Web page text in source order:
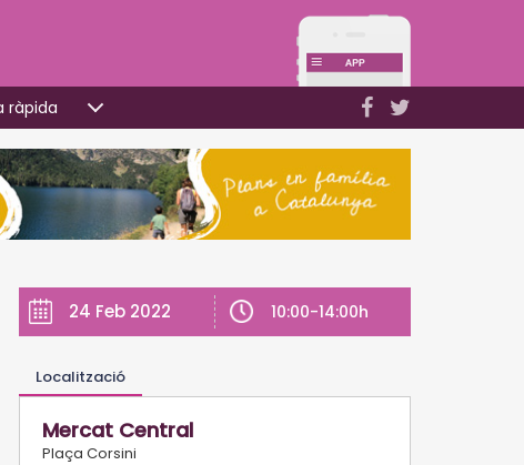
ràpida
24 Feb 2022 10:00-14:00h
Localització
Mercat Central
Plaça Corsini